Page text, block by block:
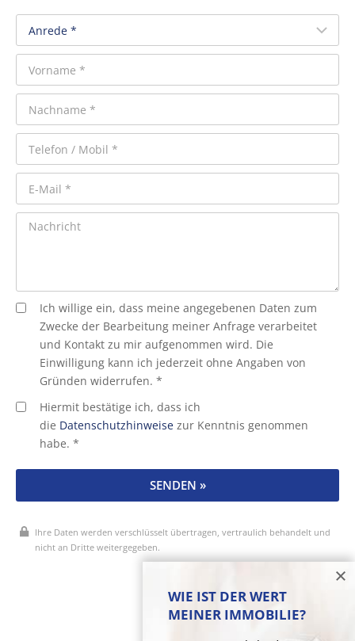
Ich willige ein, dass meine angegebenen Daten zum
Zwecke der Bearbeitung meiner Anfrage verarbeitet
und Kontakt zu mir aufgenommen wird. Die
Einwilligung kann ich jederzeit ohne Angaben von
Gründen widerrufen. *
Hiermit bestätige ich, dass ich
die Datenschutzhinweise zur Kenntnis genommen
habe. *
SENDEN »
Ihre Daten werden verschlüsselt übertragen, vertraulich behandelt und
nicht an Dritte weitergegeben.
WIE IST DER WERT
MEINER IMMOBILIE?